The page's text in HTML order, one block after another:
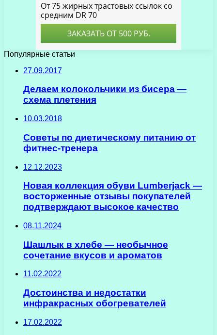
Популярные статьи
27.09.2017
Делаем колокольчики из бисера —
схема плетения
10.03.2018
Советы по диетическому питанию от
фитнес-тренера
12.12.2023
Новая коллекция обуви Lumberjack —
восторженные отзывы покупателей
подтверждают высокое качество
08.11.2024
Шашлык в хлебе — необычное
сочетание вкусов и ароматов
11.02.2022
Достоинства и недостатки
инфракрасных обогревателей
17.02.2022